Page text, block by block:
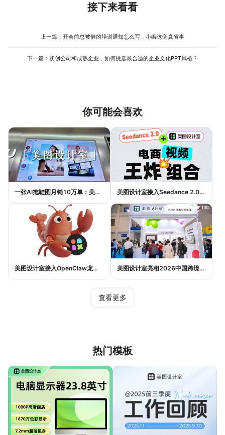
接下来看看
上一篇： 开会前总被催的培训通知怎么写，小编这套真省事
下一篇： 初创公司和成熟企业，如何挑选最合适的企业文化PPT风格？
你可能会喜欢
一张AI拖鞋图月销10万单：美图设计室如何帮助普通电商卖家提升效率与销量 美图设计室接入Seedance 2.0：AI如何实现一句话生成电商带货视频
美图设计室接入OpenClaw龙虾生态：AI设计如何实现一句话完成电商作图 美图设计室亮相2026中国跨境电商交易会，AI设计Agent助力跨境电商内容提效
查看更多
热门模板